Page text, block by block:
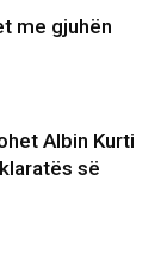
me gjuhën
Albin Kurti
së